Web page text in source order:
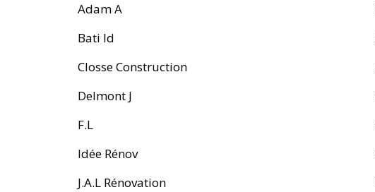
Adam A
Bati Id
Closse Construction
Delmont J
F.L
Idée Rénov
J.A.L Rénovation